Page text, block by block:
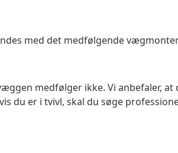
med det medfølgende
medfølger ikke. Vi anbefaler,
du er i tvivl, skal du søge